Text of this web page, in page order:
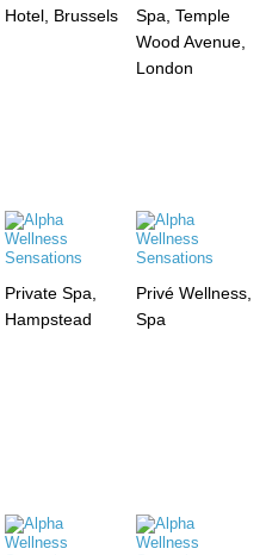
Hotel, Brussels
Spa, Temple
Wood Avenue,
London
Private Spa,
Hampstead
Privé Wellness,
Spa